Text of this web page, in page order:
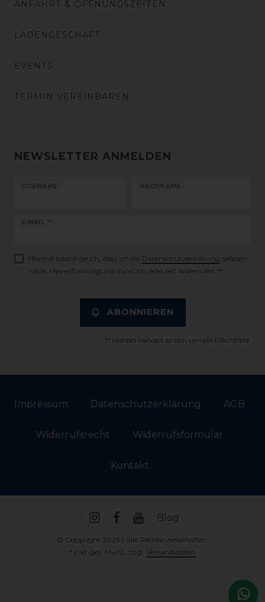
ANFAHRT & ÖFFNUNGSZEITEN
LADENGESCHÄFT
EVENTS
TERMIN VEREINBAREN
NEWSLETTER ANMELDEN
VORNAME NACHNAME
E-MAIL **
Newsletter
Hiermit bestätige ich, dass ich die Daten­schutz­erklärung gelesen
habe. Meine Einwilligung kann ich jederzeit widerrufen.**
ABONNIEREN
** Hierbei handelt es sich um ein Pflichtfeld.
Impressum Daten­schutz­erklärung AGB
Widerrufs­recht Widerrufs­formular
Kontakt
Blog
© Copyright 2026 | Alle Rechte vorbehalten.
* inkl. ges. MwSt. zzgl. Versandkosten